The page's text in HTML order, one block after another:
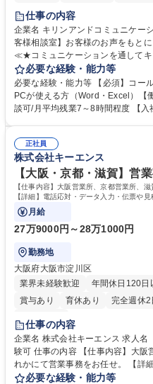
仕事の内容
企業名 キリンアンドコミュニケーションズ株式会
客様相談室】お客様のお声をもとにより
≪★コミュニケーションを通して
お客様のお声をより良い商品づく
様相談室でのお仕事です。 日々お客様からいただくキリングループへのご
意見を、企業活動に活かしていま
って対応、情報提供するとともに
平均100件前後■メール・手紙：同上40件前後 募集職種
相談室】お客様のお声をもとにより
必要な経験・能力等
必要な経験・能力等 【必須】コー
PCが使える方（Word・Excel）【
談可/月平均残業7～8時間程度 【入社後の研修】着任から1か月は電話対応
すのでご安心ください。 【当社に
う会社として、お客様との出会い
を込めてコミュニケーションをと
す。 学歴・資格 学歴：大学院 大学 高専 短大 専修学校 高校 語学力： 資
格：
正社員
株式会社キーエンス
【大阪・京都・滋賀】
【仕事内容】大阪営業所、京都営業所、
【詳細】電話応対・データ入力・伝票や
で発生する事務業務や業務改善をお任せ。
月給
27万9000円～28万1000円
勤務地
大阪府大阪市淀川区
業界未経験歓迎
年間休日120日
賞与あり
育休あり 完全週休2
土日祝休み
仕事の内容
企業名 株式会社キーエンス 求人名 【大阪・京都・滋賀】営業事務 ※未経
験可 仕事の内容 【仕事内容】大阪営業所、京都営業所、滋賀営業所いず
れかにて営業事務をお任せ。 【詳
の作成・カタログ送付・来客対応
必要な経験・能力等